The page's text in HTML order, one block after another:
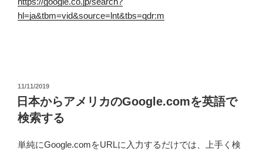
hl=ja&tbm=vid&source=lnt&tbs=qdr:m
投
稿
日:
11/11/2019
日本からアメリカのGoogle.comを英語で
検索する
単純にGoogle.comをURLに入力するだけでは、上手く検